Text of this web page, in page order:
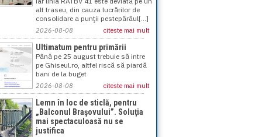
alt traseu, din cauza lucrărilor de
consolidare a punţii pestepârâul[...]
2026-08-08 citeste mai mult
Ultimatum pentru primării
Până pe 25 august trebuie să intre
pe Ghiseul.ro, altfel riscă să piardă
bani de la buget
2026-08-08 citeste mai mult
Lemn în loc de sticlă, pentru
„Balconul Braşovului”. Soluţia
mai spectaculoasă nu se
justifica